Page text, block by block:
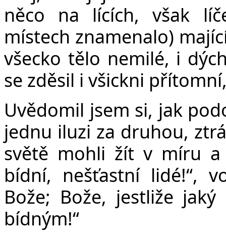
něco na lících, však
místech znamenalo)
všecko tělo nemilé, i
se zděsil i všickni
Uvědomil jsem si, jak
jednu iluzi za druhou,
světě mohli žít v míru
bídní, nešťastní lidé!“,
Bože; Bože, jestliže
bídným!“